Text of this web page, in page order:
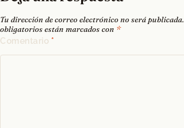
Tu dirección de correo electrónico no será publicada.
obligatorios están marcados con *
Comentario *